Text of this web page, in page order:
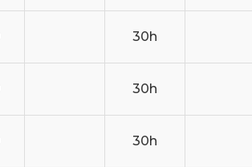
30h
30h
30h